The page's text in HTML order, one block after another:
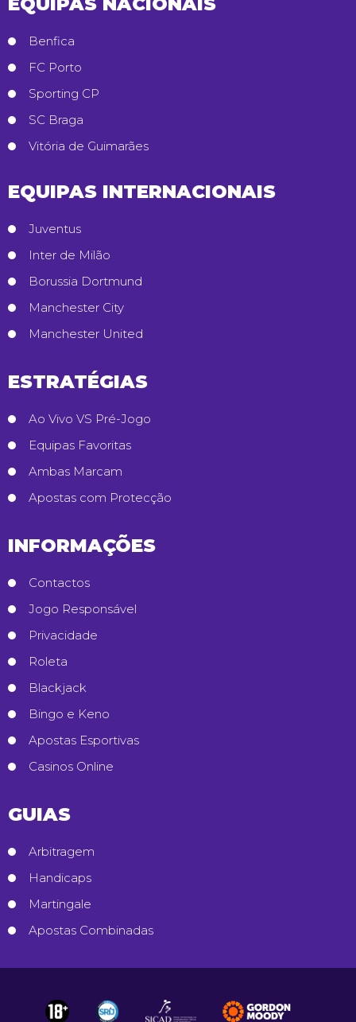
Benfica
FC Porto
Sporting CP
SC Braga
Vitória de Guimarães
EQUIPAS INTERNACIONAIS
Juventus
Inter de Milão
Borussia Dortmund
Manchester City
Manchester United
ESTRATÉGIAS
Ao Vivo VS Pré-Jogo
Equipas Favoritas
Ambas Marcam
Apostas com Protecção
INFORMAÇÕES
Contactos
Jogo Responsável
Privacidade
Roleta
Blackjack
Bingo e Keno
Apostas Esportivas
Casinos Online
GUIAS
Arbitragem
Handicaps
Martingale
Apostas Combinadas